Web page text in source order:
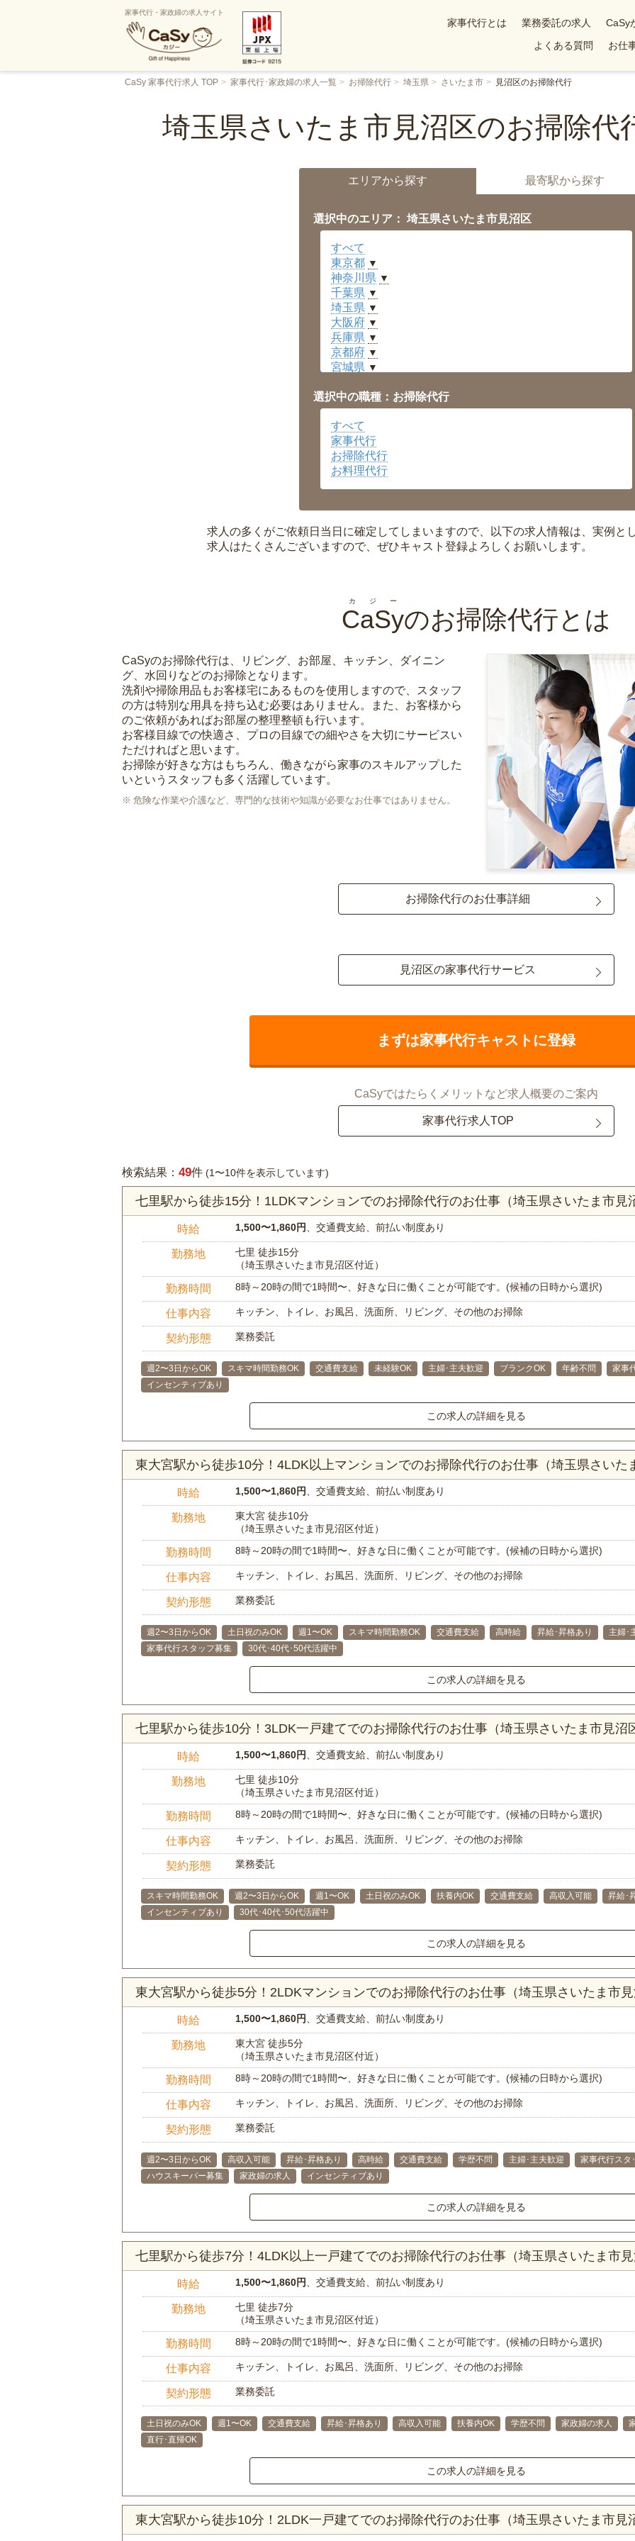
家事代行・家政婦の求人サイト
家事代行とは 業務委託の求人
CaSy
よくある質問
お仕
CaSy 家事代行求人 TOP 家事代行･家政婦の求人一覧 お掃除代行 埼玉県 さいたま市 見沼区のお掃除代行
埼玉県さいたま市見沼区のお掃除代
エリアから探す 最寄駅から探す
選択中のエリア： 埼玉県さいたま市見沼区
すべて
東京都 ▼
神奈川県 ▼
千葉県 ▼
埼玉県 ▼
大阪府 ▼
兵庫県 ▼
京都府 ▼
宮城県 ▼
福井県 ▼
岡山県 ▼
広島県
沖縄県 ▼
選択中の職種：お掃除代行
すべて
家事代行
お掃除代行
お料理代行
求人の多くがご依頼日当日に確定してしまいますので、以下の求人情報は、実例と
求人はたくさんございますので、ぜひキャスト登録よろしくお願いします。
CaSy
カジー
のお掃除代行とは
CaSyのお掃除代行は、リビング、お部屋、キッチン、ダイニン
グ、水回りなどのお掃除となります。
洗剤や掃除用品もお客様宅にあるものを使用しますので、スタッフ
の方は特別な用具を持ち込む必要はありません。また、お客様から
のご依頼があればお部屋の整理整頓も行います。
お客様目線での快適さ、プロの目線での細やさを大切にサービスい
ただければと思います。
お掃除が好きな方はもちろん、働きながら家事のスキルアップした
いというスタッフも多く活躍しています。
危険な作業や介護など、専門的な技術や知識が必要なお仕事ではありません。
お掃除代行のお仕事詳細
見沼区の家事代行サービス
まずは家事代行キャストに登録
CaSyではたらくメリットなど求人概要のご案内
家事代行求人TOP
検索結果： 49件 (1〜10件を表示しています)
七里駅から徒歩15分！1LDKマンションでのお掃除代行のお仕事（埼玉県さいたま市見
時給 1,500〜1,860円 、交通費支給、前払い制度あり
勤務地
七里 徒歩15分
（埼玉県さいたま市見沼区付近）
勤務時間 8時～20時の間で1時間〜、好きな日に働くことが可能です。(候補の日時から選択)
仕事内容 キッチン、トイレ、お風呂、洗面所、リビング、その他のお掃除
契約形態 業務委託
週2〜3日からOK スキマ時間勤務OK 交通費支給 未経験OK 主婦･主夫歓迎 ブランクOK 年齢不問
家事
インセンティブあり
この求人の詳細を見る
東大宮駅から徒歩10分！4LDK以上マンションでのお掃除代行のお仕事（埼玉県さいた
時給 1,500〜1,860円 、交通費支給、前払い制度あり
勤務地
東大宮 徒歩10分
（埼玉県さいたま市見沼区付近）
勤務時間 8時～20時の間で1時間〜、好きな日に働くことが可能です。(候補の日時から選択)
仕事内容 キッチン、トイレ、お風呂、洗面所、リビング、その他のお掃除
契約形態 業務委託
週2〜3日からOK 土日祝のみOK 週1〜OK スキマ時間勤務OK 交通費支給 高時給 昇給･昇格あり
主婦･
家事代行スタッフ募集
30代･40代･50代活躍中
この求人の詳細を見る
七里駅から徒歩10分！3LDK一戸建てでのお掃除代行のお仕事（埼玉県さいたま市見沼
時給 1,500〜1,860円 、交通費支給、前払い制度あり
勤務地
七里 徒歩10分
（埼玉県さいたま市見沼区付近）
勤務時間 8時～20時の間で1時間〜、好きな日に働くことが可能です。(候補の日時から選択)
仕事内容 キッチン、トイレ、お風呂、洗面所、リビング、その他のお掃除
契約形態 業務委託
スキマ時間勤務OK 週2〜3日からOK 週1〜OK 土日祝のみOK 扶養内OK 交通費支給 高収入可能
昇給･
インセンティブあり
30代･40代･50代活躍中
この求人の詳細を見る
東大宮駅から徒歩5分！2LDKマンションでのお掃除代行のお仕事（埼玉県さいたま市
時給 1,500〜1,860円 、交通費支給、前払い制度あり
勤務地
東大宮 徒歩5分
（埼玉県さいたま市見沼区付近）
勤務時間 8時～20時の間で1時間〜、好きな日に働くことが可能です。(候補の日時から選択)
仕事内容 キッチン、トイレ、お風呂、洗面所、リビング、その他のお掃除
契約形態 業務委託
週2〜3日からOK 高収入可能 昇給･昇格あり 高時給 交通費支給 学歴不問 主婦･主夫歓迎
家事代行スタ
ハウスキーパー募集
家政婦の求人 インセンティブあり
この求人の詳細を見る
七里駅から徒歩7分！4LDK以上一戸建てでのお掃除代行のお仕事（埼玉県さいたま市
時給 1,500〜1,860円 、交通費支給、前払い制度あり
勤務地
七里 徒歩7分
（埼玉県さいたま市見沼区付近）
勤務時間 8時～20時の間で1時間〜、好きな日に働くことが可能です。(候補の日時から選択)
仕事内容 キッチン、トイレ、お風呂、洗面所、リビング、その他のお掃除
契約形態 業務委託
土日祝のみOK 週1〜OK 交通費支給 昇給･昇格あり 高収入可能 扶養内OK 学歴不問 家政婦の求人
直行･直帰OK
この求人の詳細を見る
東大宮駅から徒歩10分！2LDK一戸建てでのお掃除代行のお仕事（埼玉県さいたま市見